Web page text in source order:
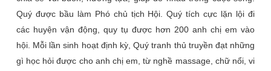
Quý được bầu làm Phó chủ tịch Hội. Quý tích cực lặn lội đi
các huyện vận động, quy tụ được hơn 200 anh chị em vào
hội. Mỗi lần sinh hoạt định kỳ, Quý tranh thủ truyền đạt những
gì học hỏi được cho anh chị em, từ nghề massage, chữ nổi, vi